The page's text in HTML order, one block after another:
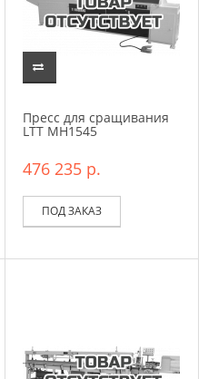
Пресс для сращивания
LTT МН1545
476 235 р.
ПОД ЗАКАЗ